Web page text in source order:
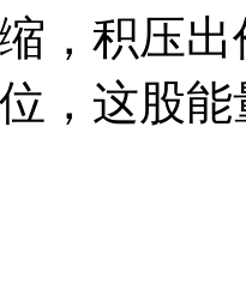
，积压
，这股